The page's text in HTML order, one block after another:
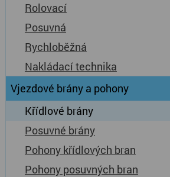
Rolovací
Posuvná
Rychloběžná
Nakládací technika
Vjezdové brány a pohony
Křídlové brány
Posuvné brány
Pohony křídlových bran
Pohony posuvných bran